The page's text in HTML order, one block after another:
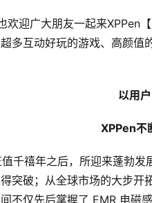
欢迎广大朋友一起来XPPen
多互动好玩的游戏、高颜
以用
XPPen不
千禧年之后，所迎来蓬勃
突破；从全球市场的大步开
不仅先后掌握了 EMR 电磁